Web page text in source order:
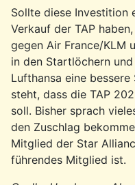
Sollte diese Investition
Verkauf der TAP
gegen Air France/KLM
in den Startlöchern
Lufthansa eine
steht, dass die TAP
soll. Bisher sprach
den Zuschlag
Mitglied der Star
führendes Mitglied ist.